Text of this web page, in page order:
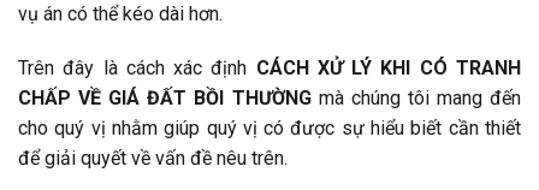
vụ án có thể kéo dài hơn.
Trên đây là cách xác định CÁCH XỬ LÝ KHI CÓ TRANH
CHẤP VỀ GIÁ ĐẤT BỒI THƯỜNGmà chúng tôi mang đến
cho quý vị nhằm giúp quý vị có được sự hiểu biết cần thiết
để giải quyết về vấn đề nêu trên.